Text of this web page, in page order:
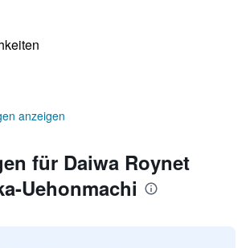
anzeigen
für Daiwa Roynet
Uehonmachi